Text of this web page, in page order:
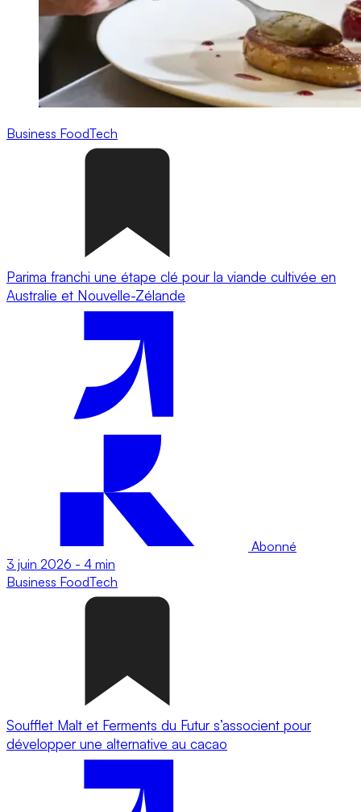
Business FoodTech
Parima franchi une étape clé pour la viande cultivée en
Australie et Nouvelle-Zélande
Abonné
3 juin 2026 - 4 min
Business FoodTech
Soufflet Malt et Ferments du Futur s’associent pour
développer une alternative au cacao